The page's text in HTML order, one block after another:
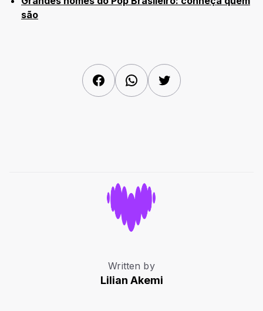
são
FacebookWhatsAppTwitter
Written by
Lilian Akemi